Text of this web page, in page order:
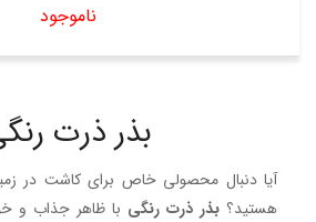
ناموجود
بذر ذرت
آیا دنبال محصولی خاص برای کاشت در
هستید؟ بذر ذرت رنگی با ظاهر جذاب و